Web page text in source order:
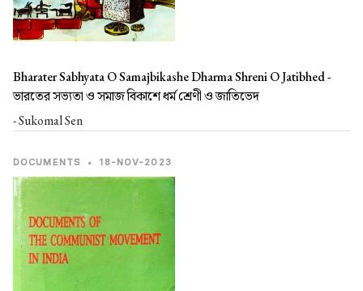
Bharater Sabhyata O Samajbikashe Dharma Shreni O Jatibhed -
ভারতের সভ্যতা ও সমাজ বিকাশে ধৰ্ম শ্রেণী ও জাতিভেদ
- Sukomal Sen
DOCUMENTS • 18-NOV-2023